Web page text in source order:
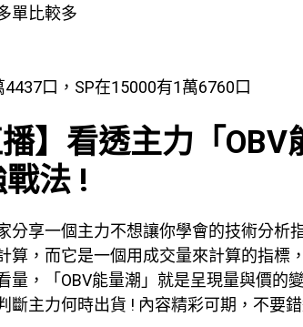
單比較多
口，SP在15000有1萬6760口
】看透主力「
法 !
分享一個主力不想讓你學會的技術分析
算，而它是一個用成交量來計算的指標
量，「OBV能量潮」就是呈現量與價的
斷主力何時出貨 ! 內容精彩可期，不要